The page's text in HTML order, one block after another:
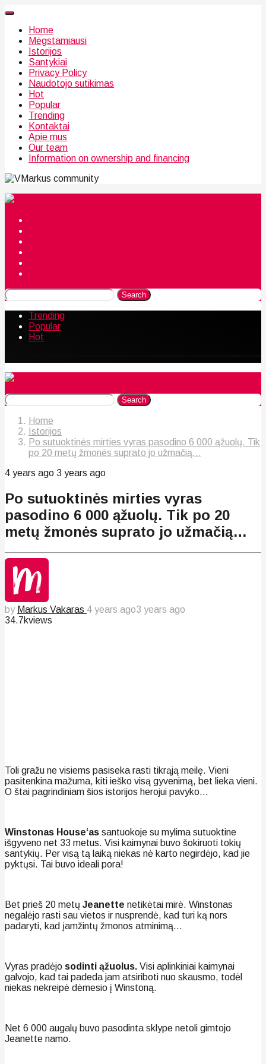
Home
Mėgstamiausi
Istorijos
Santykiai
Privacy Policy
Naudotojo sutikimas
Hot
Popular
Trending
Kontaktai
Apie mus
Our team
Information on ownership and financing
community
Search
Trending
Popular
Hot
Search
Home
Istorijos
Po sutuoktinės mirties vyras pasodino 6 000 ąžuolų. Tik
po 20 metų žmonės suprato jo užmačią...
4 years ago 3 years ago
Po sutuoktinės mirties vyras
pasodino 6 000 ąžuolų. Tik po 20
metų žmonės suprato jo užmačią…
by Markus Vakaras 4 years ago3 years ago
34.7kviews
Toli gražu ne visiems pasiseka rasti tikrąją meilę. Vieni
pasitenkina mažuma, kiti ieško visą gyvenimą, bet lieka vieni.
O štai pagrindiniam šios istorijos herojui pavyko…
Winstonas House‘as santuokoje su mylima sutuoktine
išgyveno net 33 metus. Visi kaimynai buvo šokiruoti tokių
santykių. Per visą tą laiką niekas nė karto negirdėjo, kad jie
pyktųsi. Tai buvo ideali pora!
Bet prieš 20 metų Jeanette netikėtai mirė. Winstonas
negalėjo rasti sau vietos ir nusprendė, kad turi ką nors
padaryti, kad įamžintų žmonos atminimą…
Vyras pradėjo sodinti ąžuolus. Visi aplinkiniai kaimynai
galvojo, kad tai padeda jam atsiriboti nuo skausmo, todėl
niekas nekreipė dėmesio į Winstoną.
Net 6 000 augalų buvo pasodinta sklype netoli gimtojo
Jeanette namo.